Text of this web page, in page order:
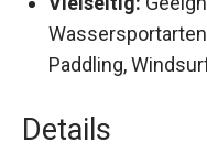
Vielseitig:
Paddling,
Details